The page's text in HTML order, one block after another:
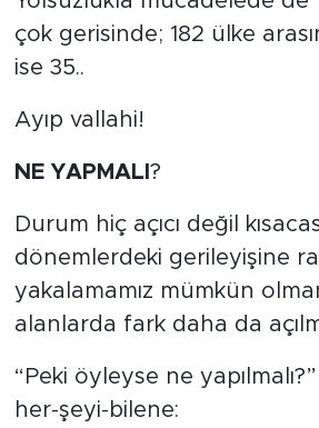
çok gerisinde; 182 ülke
ise 35..
Ayıp vallahi!
NE YAPMALI ?
Durum hiç açıcı değil
dönemlerdeki gerileyişine
yakalamamız mümkün
alanlarda fark daha da
“Peki öyleyse ne
her-şeyi-bilene: